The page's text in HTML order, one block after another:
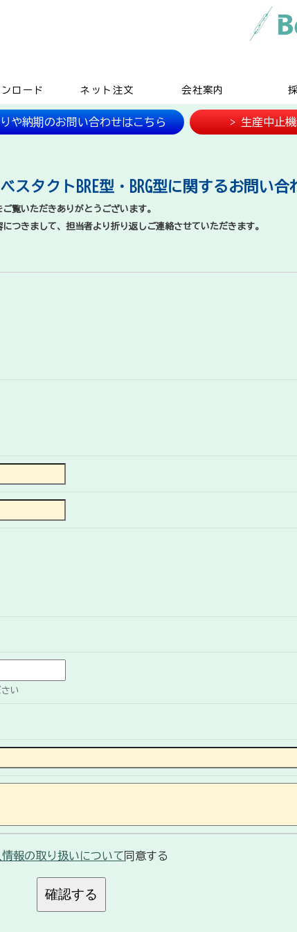
ロード ネット注文 会社案内
や納期のお問い合わせはこちら > 生産中止
スタクトBRE型・BRG型に関するお問い合
覧いただきありがとうございます。
つきまして、担当者より折り返しご連絡させていただきます。
い
情報の取り扱いについて 同意する
確認する